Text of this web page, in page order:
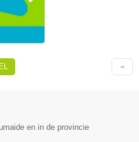
en in de provincie